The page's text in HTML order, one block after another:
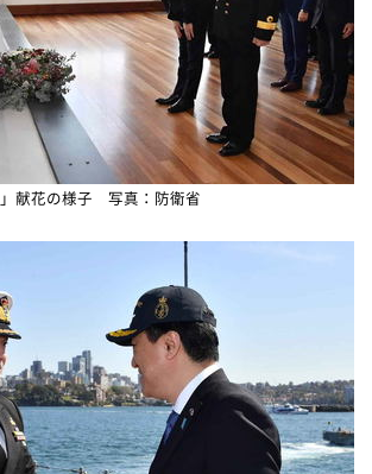
献花の様子 写真：防衛省